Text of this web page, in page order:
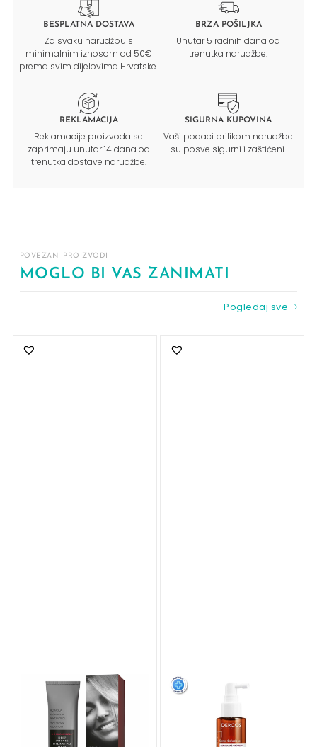
BESPLATNA DOSTAVA
Za svaku narudžbu s
minimalnim iznosom od 50€
prema svim dijelovima Hrvatske.
BRZA POŠILJKA
Unutar 5 radnih dana od
trenutka narudžbe.
REKLAMACIJA
Reklamacije proizvoda se
zaprimaju unutar 14 dana od
trenutka dostave narudžbe.
SIGURNA KUPOVINA
Vaši podaci prilikom narudžbe
su posve sigurni i zaštićeni.
POVEZANI PROIZVODI
MOGLO BI VAS ZANIMATI
Pogledaj sve